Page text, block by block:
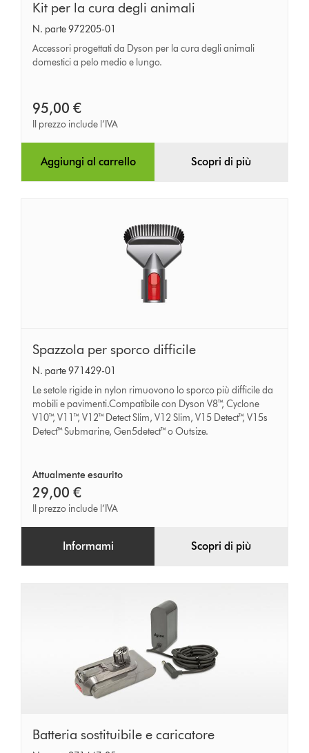
Kit
per
la
cura
animali
Kit per la cura degli animali
N. parte 972205-01
Accessori progettati da Dyson per la cura degli animali
domestici a pelo medio e lungo.
95,00 €
Il prezzo include l’IVA
Aggiungi al carrello Scopri di più
Spazzola
per
sporco
difficile
Spazzola per sporco difficile
N. parte 971429-01
Le setole rigide in nylon rimuovono lo sporco più difficile da
mobili e pavimenti.Compatibile con Dyson V8™, Cyclone
V10™, V11™, V12™ Detect Slim, V12 Slim, V15 Detect™, V15s
Detect™ Submarine, Gen5detect™ o Outsize.
Attualmente esaurito
29,00 €
Il prezzo include l’IVA
Informami Scopri di più
Batteria
Batteria sostituibile e caricatore